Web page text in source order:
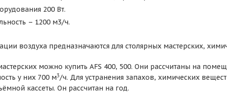
200 Вт.
– 1200 м3/ч.
воздуха предназначаются для столярных мастерских,
можно купить AFS 400, 500. Они рассчитаны на
у них 700 м3/ч. Для устранения запахов, химических
кассеты. Он рассчитан на год.